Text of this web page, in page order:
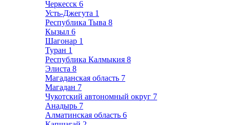
Черкесск 6
Усть-Джегута 1
Республика Тыва 8
Кызыл 6
Шагонар 1
Туран 1
Республика Калмыкия 8
Элиста 8
Магаданская область 7
Магадан 7
Чукотский автономный округ 7
Анадырь 7
Алматинская область 6